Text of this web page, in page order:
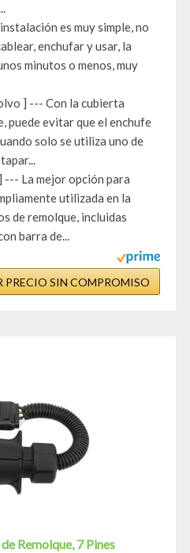
es muy simple, no
enchufar y usar, la
minutos o menos, muy
] --- Con la cubierta
puede evitar que el enchufe
solo se utiliza uno de
--- La mejor opción para
utilizada en la
de remolque, incluidas
barra de...
PRECIO SIN COMPROMISO
Remolque, 7 Pines